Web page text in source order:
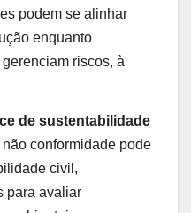
podem se alinhar
enquanto
riscos, à
de sustentabilidade
conformidade pode
civil,
para avaliar